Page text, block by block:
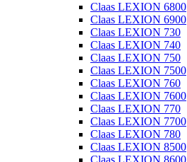
Claas LEXION 6800
Claas LEXION 6900
Claas LEXION 730
Claas LEXION 740
Claas LEXION 750
Claas LEXION 7500
Claas LEXION 760
Claas LEXION 7600
Claas LEXION 770
Claas LEXION 7700
Claas LEXION 780
Claas LEXION 8500
Claas LEXION 8600